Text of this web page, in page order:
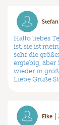
Hallo liebes
ist, sie ist
sehr die
ergiebig, aber
wieder in
Liebe Grüße
Elke